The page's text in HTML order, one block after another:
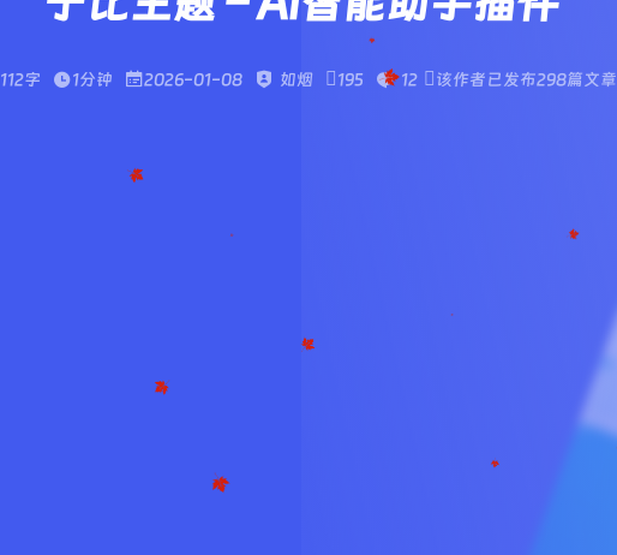
112字 1分钟 2026-01-08 如烟 195 12 该作者已发布298篇文章